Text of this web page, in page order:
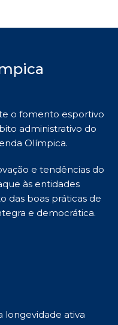
o fomento esportivo
administrativo do
Olímpica.
e tendências do
às entidades
das boas práticas de
e democrática.
longevidade ativa